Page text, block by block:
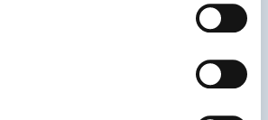
du forbedrer dine chancer
her i slutningen af august.